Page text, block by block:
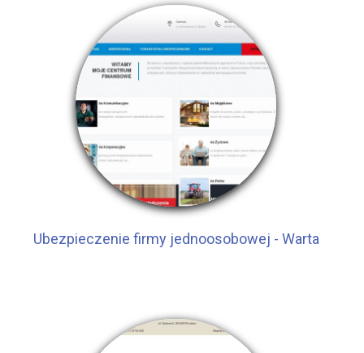
Ubezpieczenie firmy jednoosobowej - Warta